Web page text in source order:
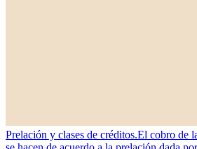
Prelación y clases de créditos.El cobro de